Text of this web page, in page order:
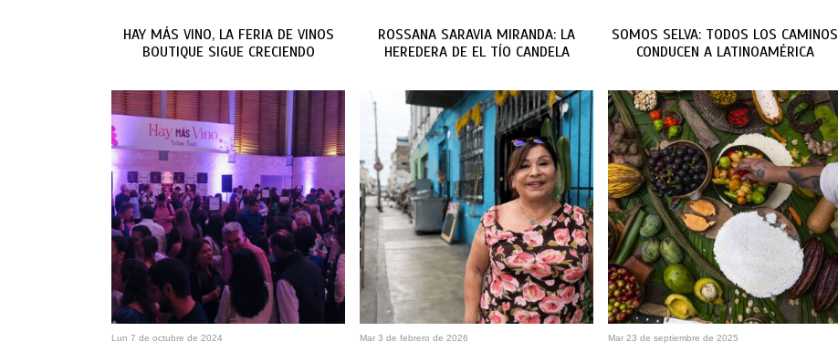
HAY MÁS VINO, LA FERIA DE VINOS
BOUTIQUE SIGUE CRECIENDO
Lun 7 de octubre de 2024
ROSSANA SARAVIA MIRANDA: LA
HEREDERA DE EL TÍO CANDELA
Mar 3 de febrero de 2026
SOMOS SELVA: TODOS LOS CAMINOS
CONDUCEN A LATINOAMÉRICA
Mar 23 de septiembre de 2025